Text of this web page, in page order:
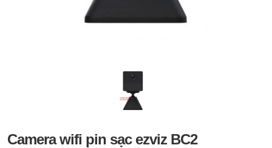
Camera wifi pin sạc ezviz BC2